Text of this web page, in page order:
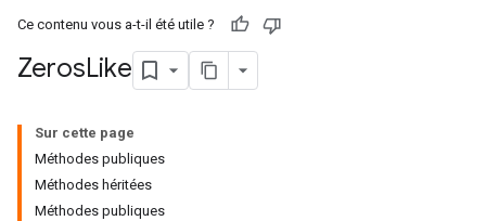
Ce contenu vous a-t-il été utile ?
ZerosLike
Sur cette page
Méthodes publiques
Méthodes héritées
Méthodes publiques